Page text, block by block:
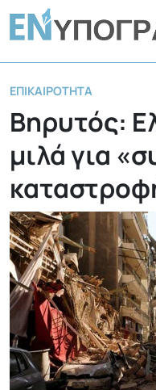
ΕΠΙΚΑΙΡΌΤΗΤΑ
Βηρυτός:
μιλά για